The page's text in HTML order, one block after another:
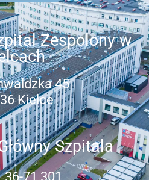
Zespolony w
45
Kielce
Szpitala
36-71 301